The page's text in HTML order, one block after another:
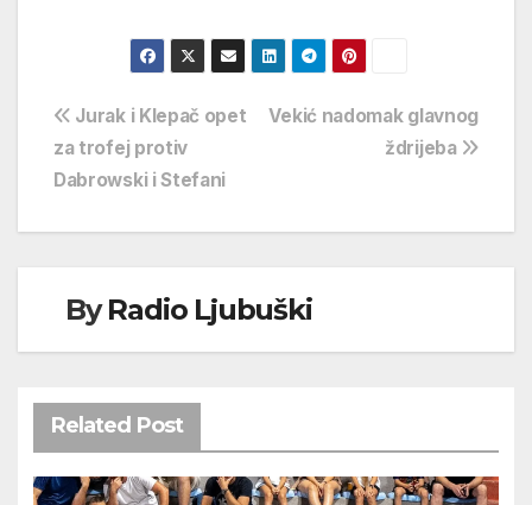
Navigacija
objava
Vekić nadomak glavnog
ždrijeba
Jurak i Klepač opet
za trofej protiv
Dabrowski i Stefani
ByRadio Ljubuški
Related Post